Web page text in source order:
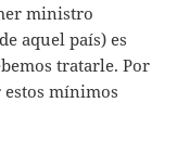
ministro
aquel país) es
tratarle. Por
mínimos